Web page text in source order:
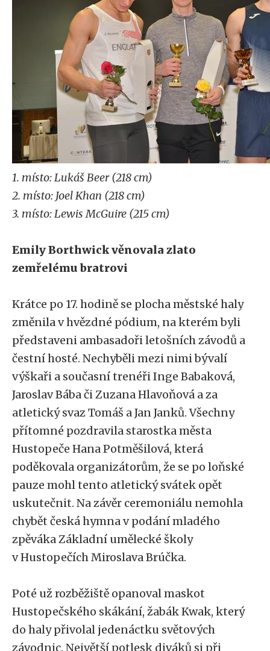
1. místo: Lukáš Beer (218 cm)
2. místo: Joel Khan (218 cm)
3. místo: Lewis McGuire (215 cm)
Emily Borthwick věnovala zlato
zemřelému bratrovi
Krátce po 17. hodině se plocha městské haly
změnila v hvězdné pódium, na kterém byli
představeni ambasadoři letošních závodů a
čestní hosté. Nechyběli mezi nimi bývalí
výškaři a současní trenéři Inge Babaková,
Jaroslav Bába či Zuzana Hlavoňová a za
atletický svaz Tomáš a Jan Janků. Všechny
přítomné pozdravila starostka města
Hustopeče Hana Potměšilová, která
poděkovala organizátorům, že se po loňské
pauze mohl tento atletický svátek opět
uskutečnit. Na závěr ceremoniálu nemohla
chybět česká hymna v podání mladého
zpěváka Základní umělecké školy
v Hustopečích Miroslava Brúčka.
Poté už rozběžiště opanoval maskot
Hustopečského skákání, žabák Kwak, který
do haly přivolal jedenáctku světových
závodnic. Největší potlesk diváků si při